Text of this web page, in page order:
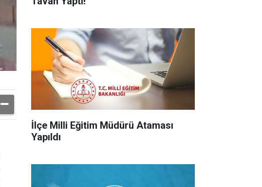
İlçe Milli Eğitim Müdürü Ataması
Yapıldı